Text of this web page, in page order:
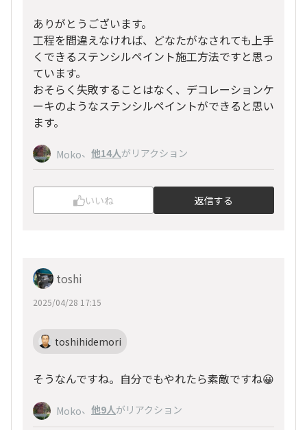
ありがとうございます。
工程を間違えなければ、どなたがなされても上手
くできるステンシルペイント施工方法ですと思っ
ています。
おそらく失敗することはなく、デコレーションケ
ーキのようなステンシルペイントができると思い
ます。
Moko、 他14人がリアクション
いいね 返信する
toshi
2025/04/28 17:15
toshihidemori
そうなんですね。自分でもやれたら素敵ですね😀
Moko、 他9人がリアクション